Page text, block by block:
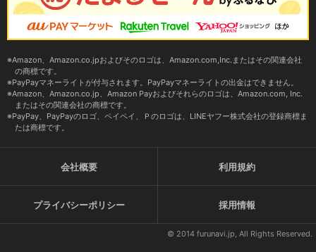
Amazon、Amazon.co.jpおよびそのロゴは、Amazon.com,Inc.またはその関連会社
の商標です。
PayPayマネーライトが付与されます。PayPayマネーライトの出金はできません。
Amazon、Amazon.co.jp、Amazon Payおよびそれらのロゴは、Amazon.com, Inc.
またはその関連会社の商標です。
PayPay、PayPayのロゴ、ペイペイ、Ｐのロゴは、LINEヤフー株式会社の登録商標ま
たは商標です。
会社概要 利用規約
プライバシーポリシー 採用情報
© 2014 furunavi.jp, All Rights Reserved.